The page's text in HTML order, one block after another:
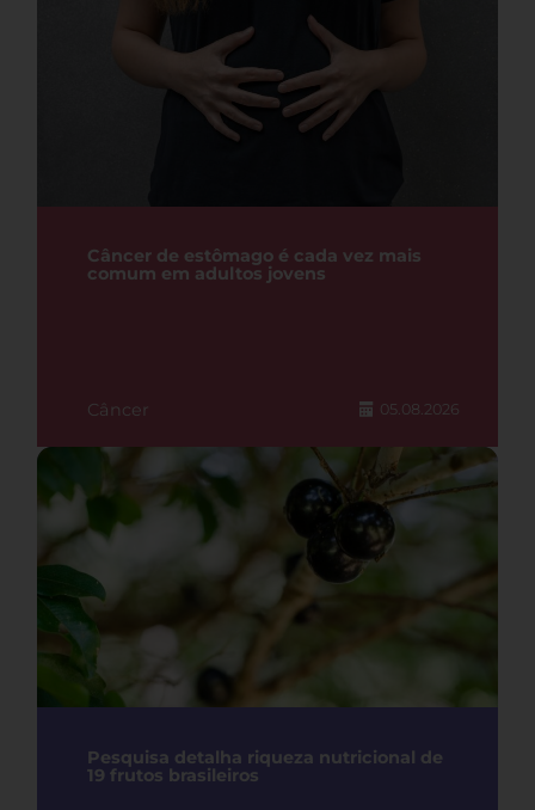
Câncer de estômago é cada vez mais
comum em adultos jovens
Câncer 05.08.2026
Pesquisa detalha riqueza nutricional de
19 frutos brasileiros